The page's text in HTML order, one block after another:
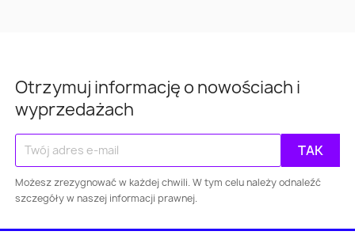
Otrzymuj informację o nowościach i
wyprzedażach
Możesz zrezygnować w każdej chwili. W tym celu należy odnaleźć
szczegóły w naszej informacji prawnej.